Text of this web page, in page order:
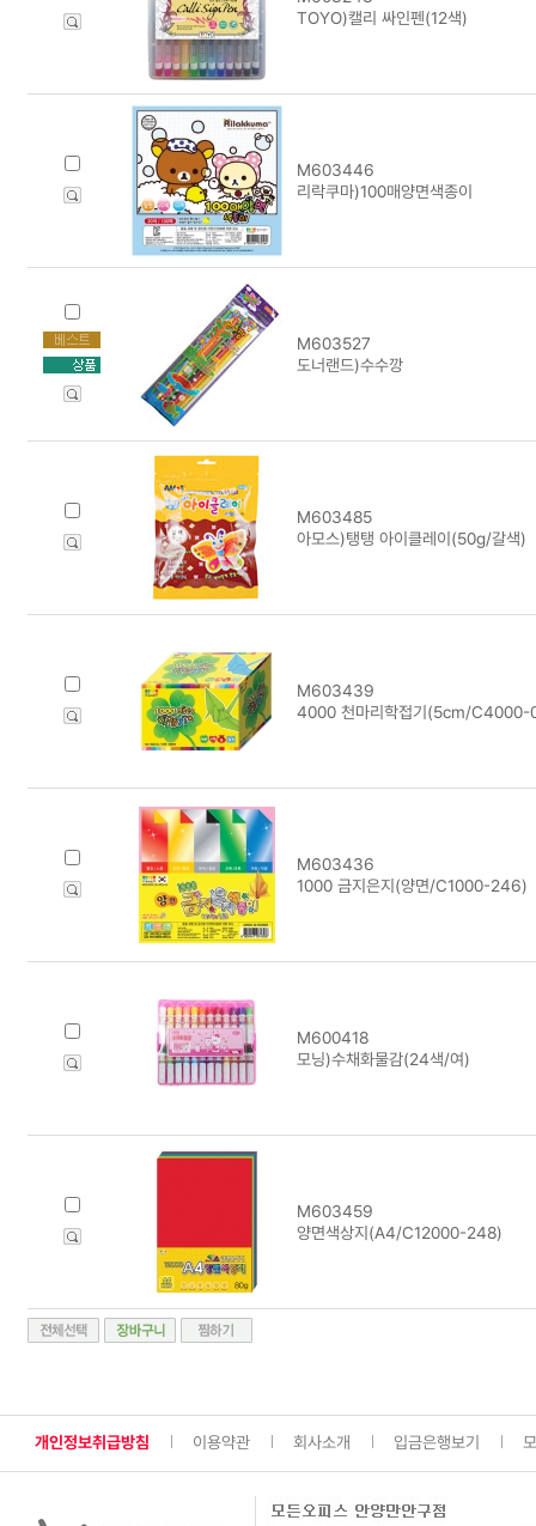
TOYO)캘리 싸인펜(12색)
M603446
리락쿠마)100매양면색종이
M603527
도너랜드)수수깡
M603485
아모스)탱탱 아이클레이(50g/갈색)
M603439
4000 천마리학접기(5cm/C4000-
M603436
1000 금지은지(양면/C1000-246)
M600418
모닝)수채화물감(24색/여)
M603459
양면색상지(A4/C12000-248)
개인정보취급방침 이용약관 회사소개 입금은행보기